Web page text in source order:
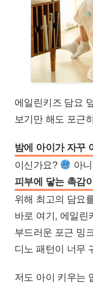
에일린키즈 담요
보기만 해도 포근
밤에 아이가 자꾸
이신가요?
아
피부에 닿는 촉감
위해 최고의 담요
바로 여기, 에일린
부드러운 포근 밍
디노 패턴이 너무
저도 아이 키우는